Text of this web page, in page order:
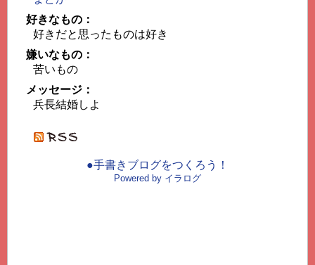
好きなもの：
好きだと思ったものは好き
嫌いなもの：
苦いもの
メッセージ：
兵長結婚しよ
●手書きブログをつくろう！
Powered by イラログ